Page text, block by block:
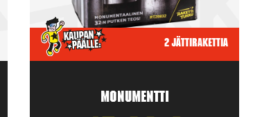
2 jättirakettia
Monumentti